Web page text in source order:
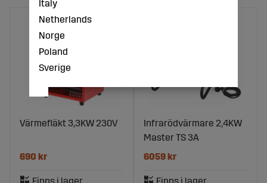
Värmefläkt 3,3KW 230V
690 kr
Infrarödvärmare 2,4KW
Master TS 3A
6059 kr
Italy
Netherlands
Norge
Poland
Sverige